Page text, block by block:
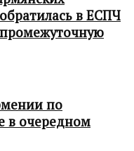
в ЕСПЧ
по
в очередном